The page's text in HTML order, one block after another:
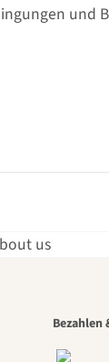
und
Bezahlen